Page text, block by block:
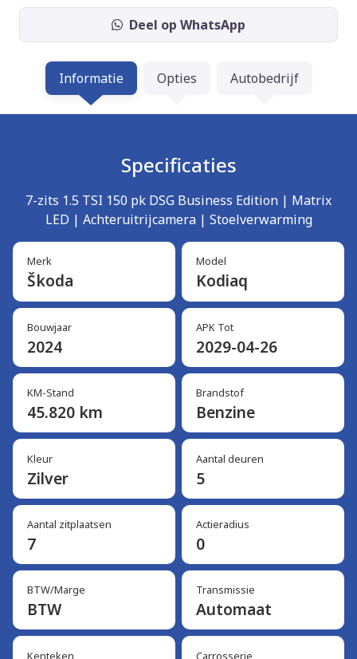
Deel op WhatsApp
Informatie Opties Autobedrijf
Specificaties
7-zits 1.5 TSI 150 pk DSG Business Edition | Matrix
LED | Achteruitrijcamera | Stoelverwarming
Merk
Škoda
Model
Kodiaq
Bouwjaar
2024
APK Tot
2029-04-26
KM-Stand
45.820 km
Brandstof
Benzine
Kleur
Zilver
Aantal deuren
5
Aantal zitplaatsen
7
Actieradius
0
BTW/Marge
BTW
Transmissie
Automaat
Kenteken Carrosserie